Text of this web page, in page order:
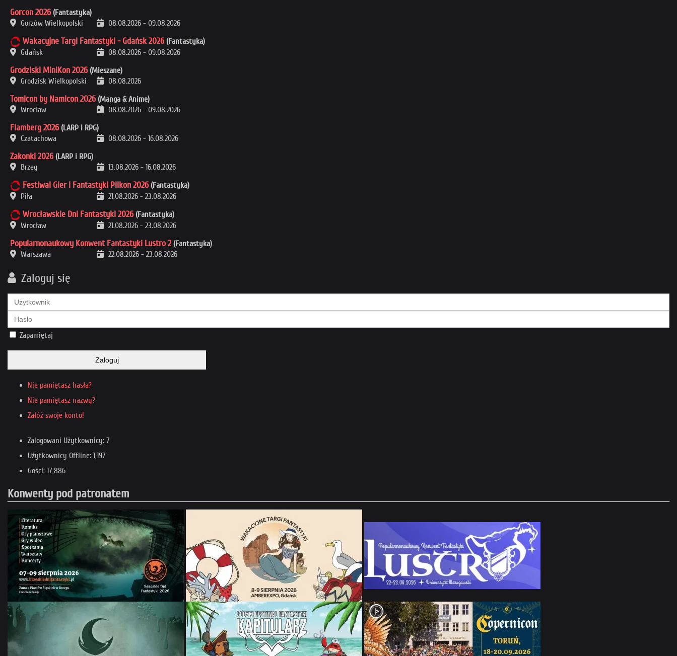
Gorcon 2026 (Fantastyka)
Gorzów Wielkopolski
08.08.2026 - 09.08.2026
Wakacyjne Targi Fantastyki - Gdańsk 2026 (Fantastyka)
Gdańsk
08.08.2026 - 09.08.2026
Grodziski MiniKon 2026 (Mieszane)
Grodzisk Wielkopolski
08.08.2026
Tomicon by Namicon 2026 (Manga & Anime)
Wrocław
08.08.2026 - 09.08.2026
Flamberg 2026 (LARP i RPG)
Czatachowa
08.08.2026 - 16.08.2026
Zakonki 2026 (LARP i RPG)
Brzeg
13.08.2026 - 16.08.2026
Festiwal Gier i Fantastyki Pilkon 2026 (Fantastyka)
Piła
21.08.2026 - 23.08.2026
Wrocławskie Dni Fantastyki 2026 (Fantastyka)
Wrocław
21.08.2026 - 23.08.2026
Popularnonaukowy Konwent Fantastyki Lustro 2 (Fantastyka)
Warszawa
22.08.2026 - 23.08.2026
Zaloguj się
Zapamiętaj
Zaloguj
Nie pamiętasz hasła?
Nie pamiętasz nazwy?
Załóż swoje konto!
Zalogowani Użytkownicy: 7
Użytkownicy Offline: 1,197
Gości: 17,886
Konwenty pod patronatem